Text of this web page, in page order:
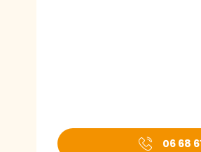
06 68